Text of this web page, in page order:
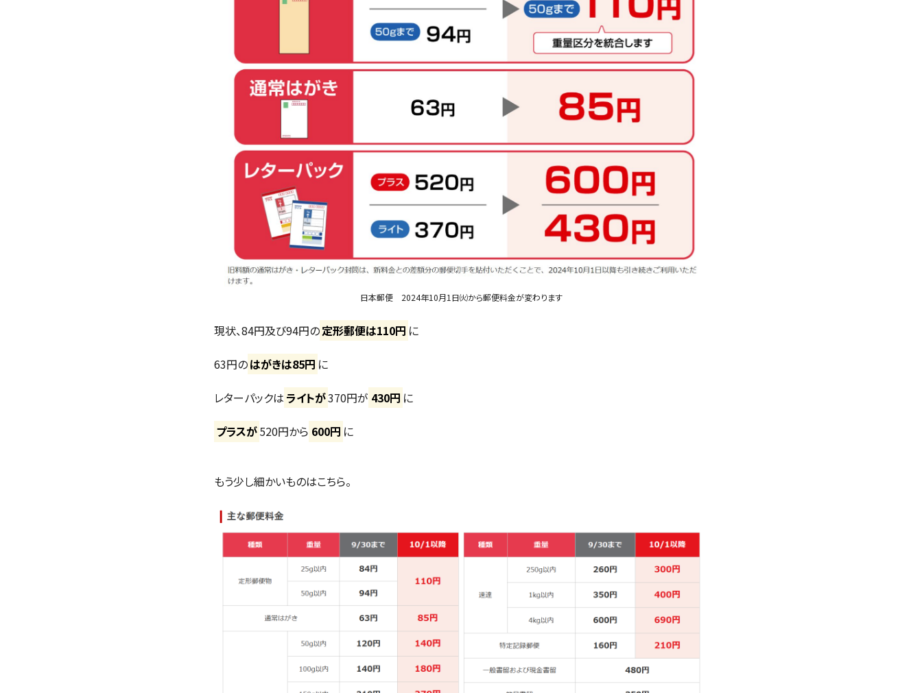
日本郵便 2024年10月1日㈫から郵便料金が変わります
現状、84円及び94円の定形郵便は110円 に
63円のはがきは85円 に
レターパックは ライトが370円が 430円 に
プラスが520円から 600円 に
もう少し細かいものはこちら。